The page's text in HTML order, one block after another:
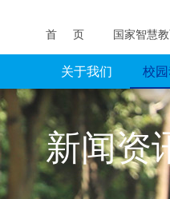
首 页 国家智慧
关于我们 校
新闻资